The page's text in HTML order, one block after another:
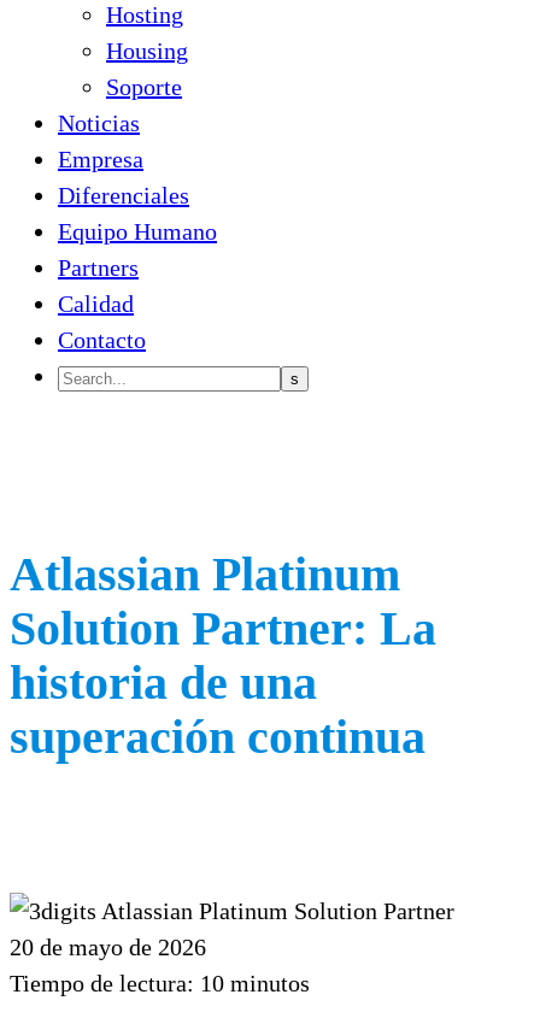
Hosting
Housing
Soporte
Noticias
Empresa
Diferenciales
Equipo Humano
Partners
Calidad
Contacto
Atlassian Platinum
Solution Partner: La
historia de una
superación continua
20 de mayo de 2026
Tiempo de lectura: 10 minutos